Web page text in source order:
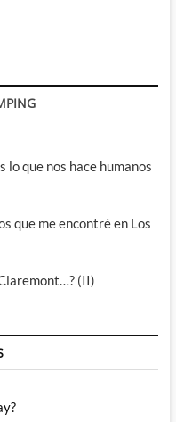
que nos hace humanos
que me encontré en Los
(II)